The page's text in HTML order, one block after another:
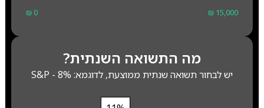
₪ 0 ₪ 15,000
מה התשואה השנתית?
יש לבחור תשואה שנתית ממוצעת, לדוגמא: S&P - 8%